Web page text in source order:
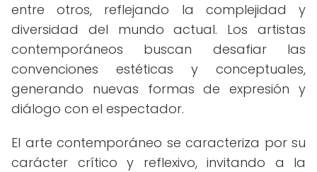
entre otros, reflejando la complejidad y
diversidad del mundo actual. Los artistas
contemporáneos buscan desafiar las
convenciones estéticas y conceptuales,
generando nuevas formas de expresión y
diálogo con el espectador.
El arte contemporáneo se caracteriza por su
carácter crítico y reflexivo, invitando a la